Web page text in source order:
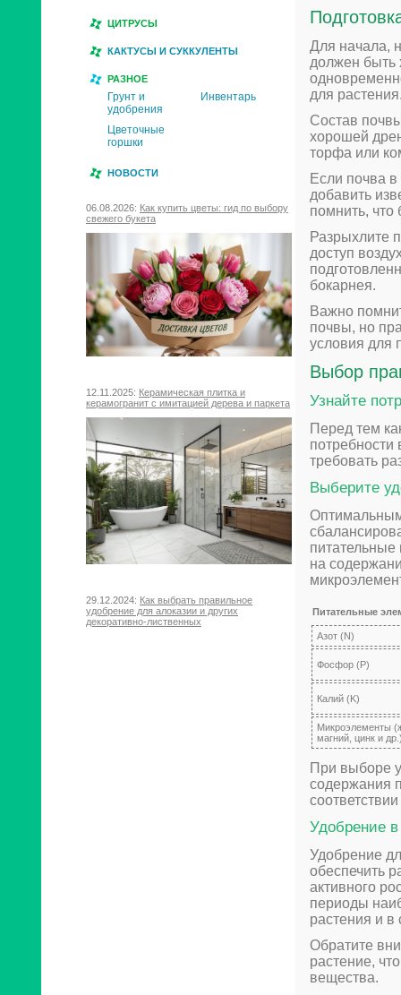
ЦИТРУСЫ
КАКТУСЫ И СУККУЛЕНТЫ
РАЗНОЕ
Грунт и
удобрения
Инвентарь
Цветочные
горшки
НОВОСТИ
06.08.2026: Как купить цветы: гид по выбору
свежего букета
12.11.2025: Керамическая плитка и
керамогранит с имитацией дерева и паркета
29.12.2024: Как выбрать правильное
удобрение для алоказии и других
декоративно-лиственных
Для начала,
должен быть
для
Состав
хорошей
торфа или
Если почва
добавить
помнить, что
Разрыхлите
доступ
бокарнея.
Важно
почвы, но
условия для
Выбор
Узнайте
Перед тем
требовать
Выберите
питательные
на
Питательные
Азот (N)
Фосфор (P)
Калий (K)
Микроэлементы
магний, цинк и
При выборе
содержания
Удобрение
Удобрение
обеспечить
активного
периоды
растения и в
Обратите
растение,
вещества.